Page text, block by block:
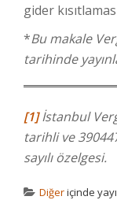
gider
*Bu makale
tarihinde
[1]İstanbul
tarihli ve
sayılı özelgesi.
Diğeriçinde